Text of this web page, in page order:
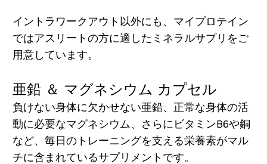
イントラワークアウト以外にも、マイプロテイン
ではアスリートの方に適したミネラルサプリをご
用意しています。
亜鉛 ＆ マグネシウム カプセル
負けない身体に欠かせない亜鉛、正常な身体の活
動に必要なマグネシウム、さらにビタミンB6や銅
など、毎日のトレーニングを支える栄養素がマル
チに含まれているサプリメントです。